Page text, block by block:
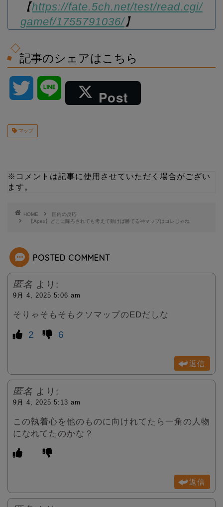
【https://fate.5ch.net/test/read.cgi/
gamef/1755791036/】
記事のシェアはこちら
i
Post
マップ
※コメントは記事に使用させていただく場合がござい
ます。
HOME
国内の反応
【Apex】どこに降ろされても考えて動けば勝てる神マップはコレじゃね
POSTED COMMENT
匿名 より:
9月 4, 2025 5:06 am
そりゃそもそもクソマップのEDだしな
2 6
返信
匿名 より:
9月 4, 2025 5:13 am
この執着心を他のものに向けれてたら一角の人物
になれてたのかな？
返信